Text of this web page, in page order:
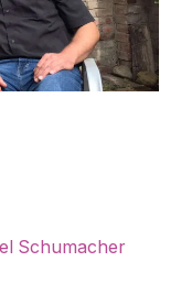
Schumacher